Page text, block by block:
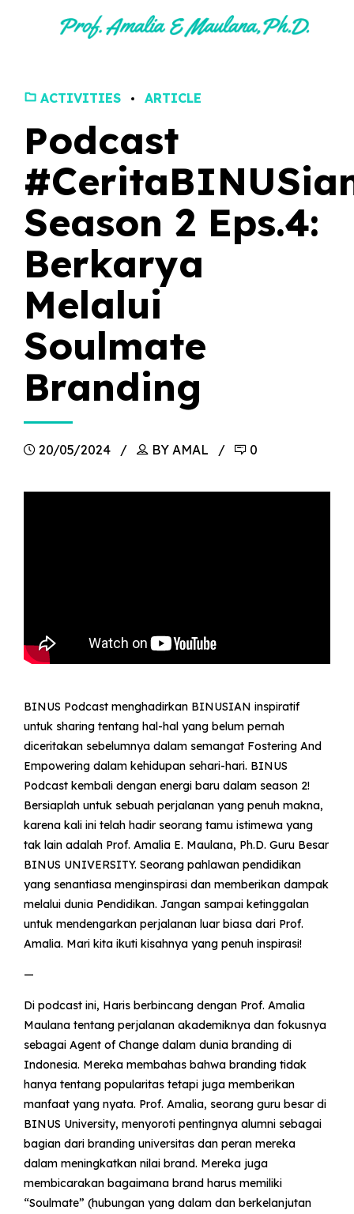
ACTIVITIES ARTICLE
Podcast
Season 2 Eps.4:
Berkarya
Melalui
Soulmate
Branding
20/05/2024 BY AMAL 0
BINUS Podcast menghadirkan BINUSIAN inspiratif
untuk sharing tentang hal-hal yang belum pernah
diceritakan sebelumnya dalam semangat Fostering And
Empowering dalam kehidupan sehari-hari. BINUS
Podcast kembali dengan energi baru dalam season 2!
Bersiaplah untuk sebuah perjalanan yang penuh makna,
karena kali ini telah hadir seorang tamu istimewa yang
tak lain adalah Prof. Amalia E. Maulana, Ph.D. Guru Besar
BINUS UNIVERSITY. Seorang pahlawan pendidikan
yang senantiasa menginspirasi dan memberikan dampak
melalui dunia Pendidikan. Jangan sampai ketinggalan
untuk mendengarkan perjalanan luar biasa dari Prof.
Amalia. Mari kita ikuti kisahnya yang penuh inspirasi!
—
Di podcast ini, Haris berbincang dengan Prof. Amalia
Maulana tentang perjalanan akademiknya dan fokusnya
sebagai Agent of Change dalam dunia branding di
Indonesia. Mereka membahas bahwa branding tidak
hanya tentang popularitas tetapi juga memberikan
manfaat yang nyata. Prof. Amalia, seorang guru besar di
BINUS University, menyoroti pentingnya alumni sebagai
bagian dari branding universitas dan peran mereka
dalam meningkatkan nilai brand. Mereka juga
membicarakan bagaimana brand harus memiliki
“Soulmate” (hubungan yang dalam dan berkelanjutan